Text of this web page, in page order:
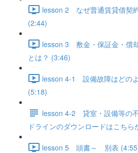
lesson 2 なぜ普通賃貸借契
(2:44)
lesson 3 敷金・保証金・償
とは？ (3:46)
lesson 4-1 設備故障はどの
(5:18)
lesson 4-2 貸室・設備等の
ドラインのダウンロードはこちら
lesson 5 頭書～ 別表